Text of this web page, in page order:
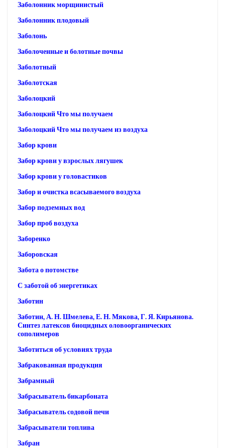
Заболонник морщинистый
Заболонник плодовый
Заболонь
Заболоченные и болотные почвы
Заболотный
Заболотская
Заболоцкий
Заболоцкий Что мы получаем
Заболоцкий Что мы получаем из воздуха
Забор крови
Забор крови у взрослых лягушек
Забор крови у головастиков
Забор и очистка всасываемого воздуха
Забор подземных вод
Забор проб воздуха
Заборенко
Заборовская
Забота о потомстве
С заботой об энергетиках
Заботин
Заботин, А. Н. Шмелева, Е. Н. Мякова, Г. Я. Кирьянова.
Синтез латексов биоцидных оловоорганических
сополимеров
Заботиться об условиях труда
Забракованная продукция
Забрамный
Забрасыватель бикарбоната
Забрасыватель содовой печи
Забрасыватели топлива
Забран